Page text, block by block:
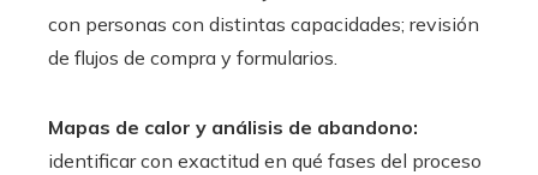
con personas con distintas capacidades; revisión
de flujos de compra y formularios.
Mapas de calor y análisis de abandono:
identificar con exactitud en qué fases del proceso